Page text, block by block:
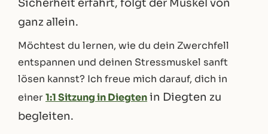
Sicherheit erfährt, folgt der Muskel von
ganz allein.
Möchtest du lernen, wie du dein Zwerchfell
entspannen und deinen Stressmuskel sanft
lösen kannst? Ich freue mich darauf, dich in
einer1:1 Sitzung in Diegtenin Diegten zu
begleiten.